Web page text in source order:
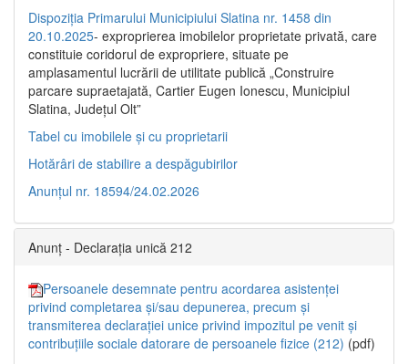
Dispoziția Primarului Municipiului Slatina nr. 1458 din
20.10.2025- exproprierea imobilelor proprietate privată, care
constituie coridorul de expropriere, situate pe
amplasamentul lucrării de utilitate publică „Construire
parcare supraetajată, Cartier Eugen Ionescu, Municipiul
Slatina, Județul Olt”
Tabel cu imobilele și cu proprietarii
Hotărâri de stabilire a despăgubirilor
Anunțul nr. 18594/24.02.2026
Anunț - Declarația unică 212
Persoanele desemnate pentru acordarea asistenței
privind completarea și/sau depunerea, precum și
transmiterea declarației unice privind impozitul pe venit și
contribuțiile sociale datorare de persoanele fizice (212) (pdf)